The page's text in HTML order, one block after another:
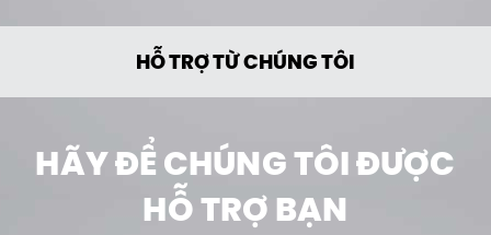
HỖ TRỢ TỪ CHÚNG TÔI
HÃY ĐỂ CHÚNG TÔI ĐƯỢC
HỖ TRỢ BẠN